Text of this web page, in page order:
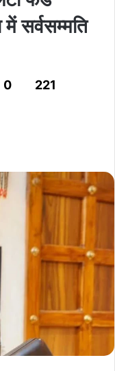
सर्वसम्मति
0
221